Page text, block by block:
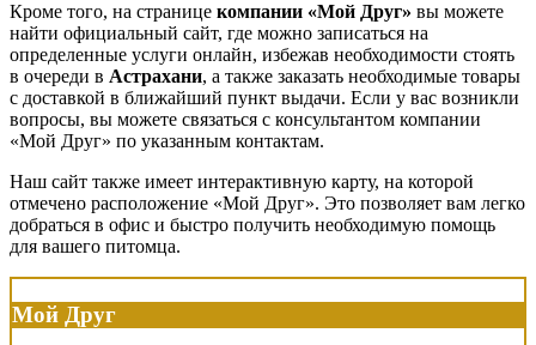
Кроме того, на странице компании «Мой Друг» вы можете
найти официальный сайт, где можно записаться на
определенные услуги онлайн, избежав необходимости стоять
в очереди в Астрахани, а также заказать необходимые товары
с доставкой в ближайший пункт выдачи. Если у вас возникли
вопросы, вы можете связаться с консультантом компании
«Мой Друг» по указанным контактам.
Наш сайт также имеет интерактивную карту, на которой
отмечено расположение «Мой Друг». Это позволяет вам легко
добраться в офис и быстро получить необходимую помощь
для вашего питомца.
Мой Друг